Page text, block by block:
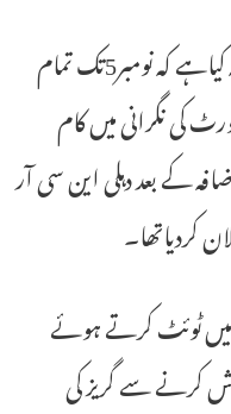
دہلی حکومت نے جمعہ کے روم فیصلہ کیاہے کہ نومبر5تک تمام
کی نگرانی میں کام
کے بعد دہلی این سی آر
کردیاتھا۔
ٹوئٹ کرتے ہوئے
کرنے سے گریز کی